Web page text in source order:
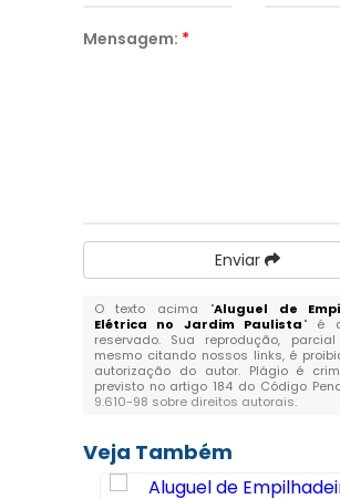
Mensagem: *
Enviar
O texto acima "Aluguel de
Elétrica no Jardim Paulista" é
reservado. Sua reprodução,
mesmo citando nossos links, é
autorização do autor. Plágio é
previsto no artigo 184 do Código
9.610-98 sobre direitos autorais.
Veja Também